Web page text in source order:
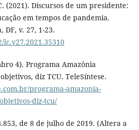
(2021). Discursos de um presidente:
em tempos de pandemia.
DF, v. 27, 1-23.
lc.v27.2021.35310
4). Programa Amazônia
diz TCU. TeleSíntese.
programa-amazonia-
diz-tcu/
de 8 de julho de 2019. (Altera a